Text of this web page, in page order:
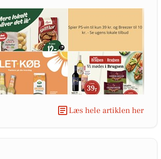
Læs hele artiklen her